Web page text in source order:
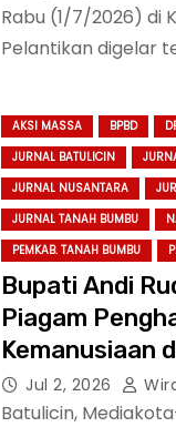
Rabu (1/7/2026) di
Pelantikan digelar
AKSI MASSA BPBD
JURNAL BATULICIN
JURNAL NUSANTARA
JURNAL TANAH BUMBU
PEMKAB. TANAH BUMBU
Bupati Andi
Piagam
Kemanusiaan
Bhayangkara
Jul 2, 2026
Batulicin,